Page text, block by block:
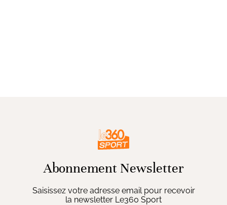
Abonnement Newsletter
Saisissez votre adresse email pour recevoir
la newsletter Le360 Sport